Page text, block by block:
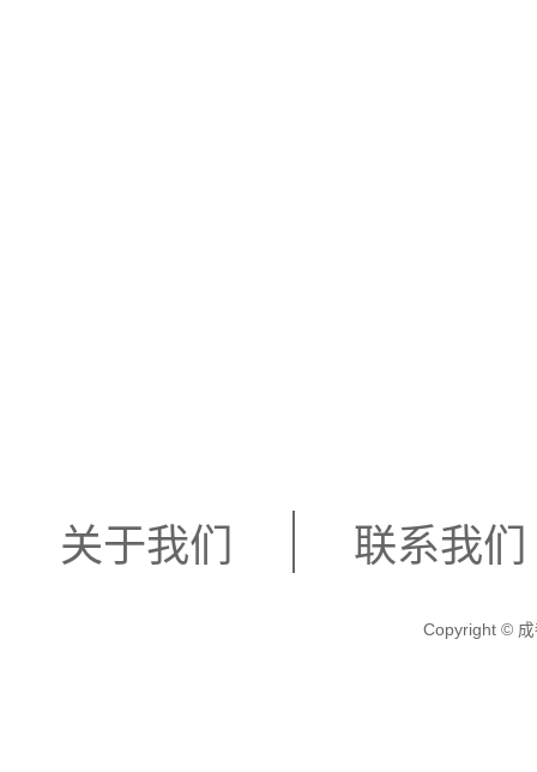
关于我们 联系我们
Copyright © 成